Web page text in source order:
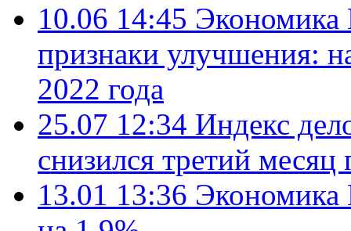
10.06 14:45 Экономика
признаки улучшения:
2022 года
25.07 12:34 Индекс
снизился третий месяц
13.01 13:36 Экономика